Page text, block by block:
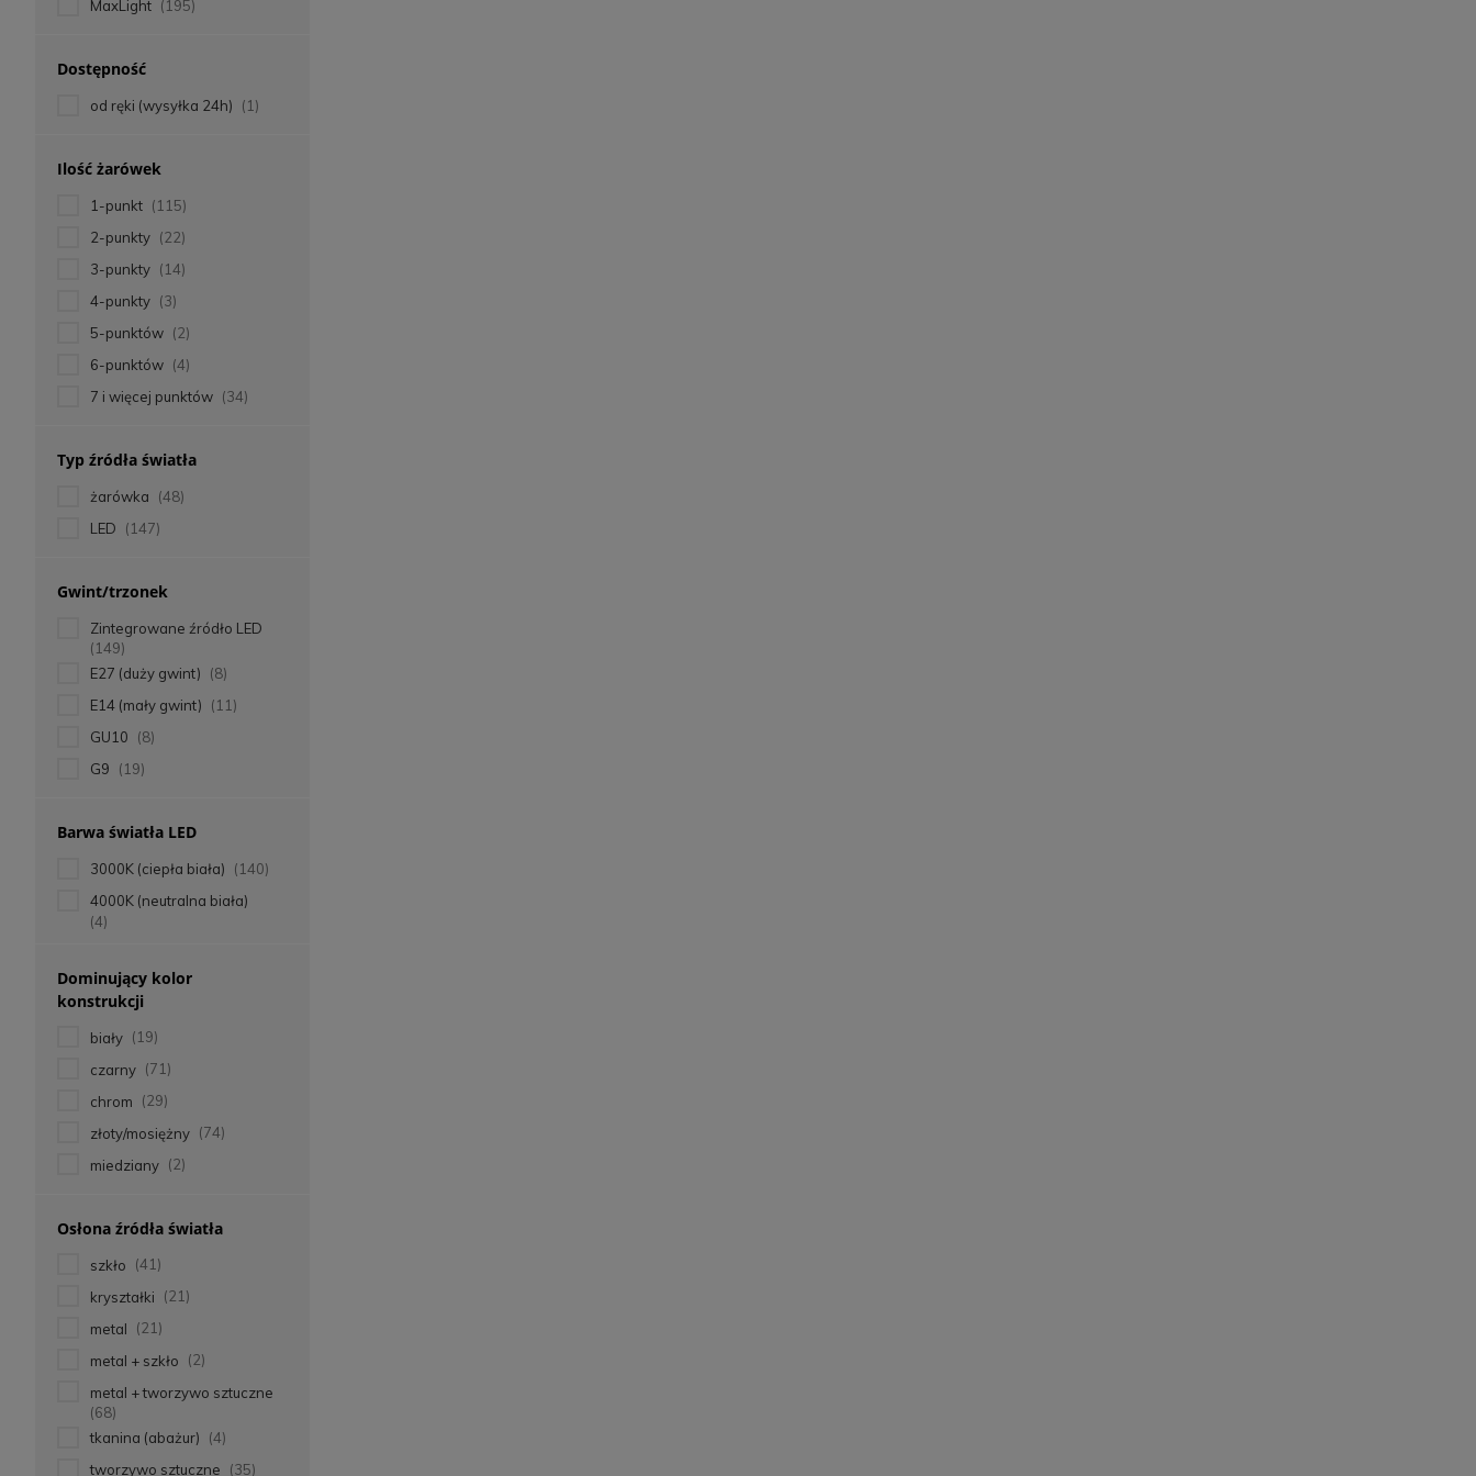
MaxLight (195)
Dostępność
od ręki (wysyłka 24h) (1)
Ilość żarówek
1-punkt (115)
2-punkty (22)
3-punkty (14)
4-punkty (3)
5-punktów (2)
6-punktów (4)
7 i więcej punktów (34)
Typ źródła światła
żarówka
(48)
LED
(147)
Gwint/trzonek
Zintegrowane źródło LED
(149)
E27 (duży gwint)
(8)
E14 (mały gwint)
(11)
GU10
(8)
G9
(19)
Barwa światła LED
3000K (ciepła biała)
(140)
4000K (neutralna biała)
(4)
Dominujący kolor
konstrukcji
biały (19)
czarny (71)
chrom
(29)
złoty/mosiężny (74)
miedziany (2)
Osłona źródła światła
szkło
(41)
kryształki
(21)
metal
(21)
metal + szkło
(2)
metal + tworzywo sztuczne
(68)
tkanina (abażur)
(4)
tworzywo sztuczne
(35)